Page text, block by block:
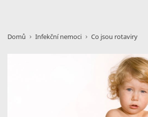
Domů Infekční nemoci Co jsou rotaviry